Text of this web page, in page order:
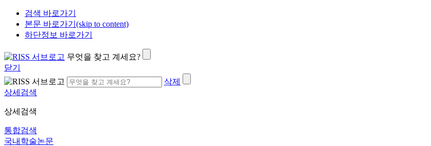
검색 바로가기
본문 바로가기(skip to content)
하단정보 바로가기
무엇을 찾고 계세요?
닫기
삭제
상세검색
상세검색
통합검색
국내학술논문